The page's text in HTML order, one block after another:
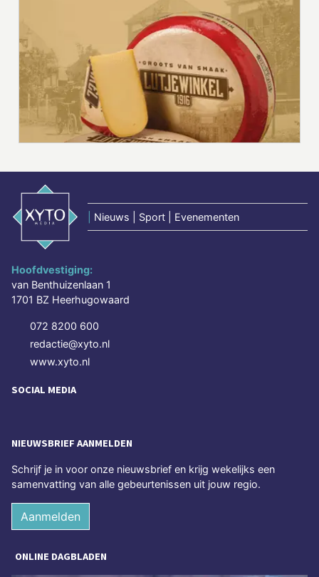
Nieuws | Sport | Evenementen
Hoofdvestiging:
van Benthuizenlaan 1
1701 BZ Heerhugowaard
072 8200 600
redactie@xyto.nl
www.xyto.nl
SOCIAL MEDIA
NIEUWSBRIEF AANMELDEN
Schrijf je in voor onze nieuwsbrief en krijg wekelijks een
samenvatting van alle gebeurtenissen uit jouw regio.
Aanmelden
ONLINE DAGBLADEN